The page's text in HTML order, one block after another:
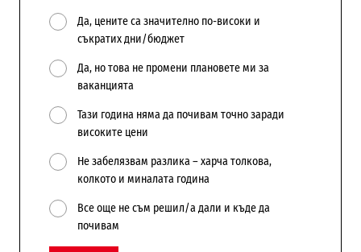
Да, цените са значително по-високи и
съкратих дни/бюджет
Да, но това не промени плановете ми за
ваканцията
Тази година няма да почивам точно заради
високите цени
Не забелязвам разлика – харча толкова,
колкото и миналата година
Все още не съм решил/а дали и къде да
почивам